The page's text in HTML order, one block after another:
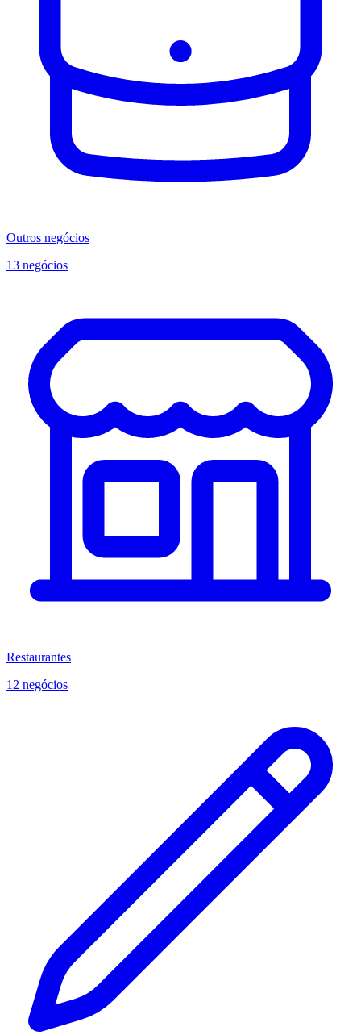
Outros negócios
13 negócios
Restaurantes
12 negócios